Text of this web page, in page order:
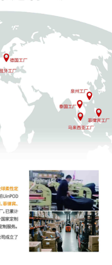
人造圣诞树。这款来自义乌
，就合作了780位达人，发
1223条。
货视频，这些视频内容除了
外观和特性，还营造了强烈
了特别的优惠购买渠道，使
联想起这款圣诞树，加深了